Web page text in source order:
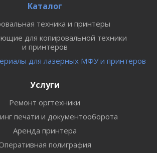
Каталог
техника и принтеры
для копировальной техники
и принтеров
для лазерных МФУ и принтеров
Услуги
Ремонт оргтехники
печати и документооборота
Аренда принтера
полиграфия